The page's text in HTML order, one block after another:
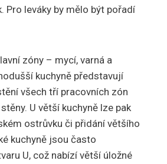
Pro leváky by mělo být pořadí
zóny – mycí, varná a
kuchyně představují
všech tří pracovních zón
U větší kuchyně lze pak
ostrůvku či přidání většího
kuchyně jsou často
U, což nabízí větší úložné